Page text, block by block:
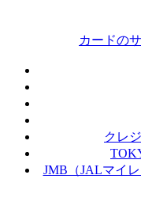
カードの
クレ
JMB（JALマイ